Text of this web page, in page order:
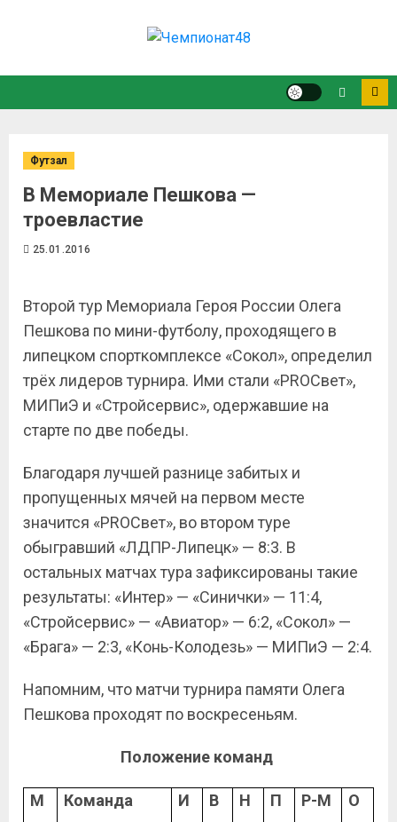
Футзал
В Мемориале Пешкова —
троевластие
25.01.2016
Второй тур Мемориала Героя России Олега
Пешкова по мини-футболу, проходящего в
липецком спорткомплексе «Сокол», определил
трёх лидеров турнира. Ими стали «PROСвет»,
МИПиЭ и «Стройсервис», одержавшие на
старте по две победы.
Благодаря лучшей разнице забитых и
пропущенных мячей на первом месте
значится «PROСвет», во втором туре
обыгравший «ЛДПР-Липецк» — 8:3. В
остальных матчах тура зафиксированы такие
результаты: «Интер» — «Синички» — 11:4,
«Стройсервис» — «Авиатор» — 6:2, «Сокол» —
«Брага» — 2:3, «Конь-Колодезь» — МИПиЭ — 2:4.
Напомним, что матчи турнира памяти Олега
Пешкова проходят по воскресеньям.
Положение команд
М Команда И В Н П Р-М О